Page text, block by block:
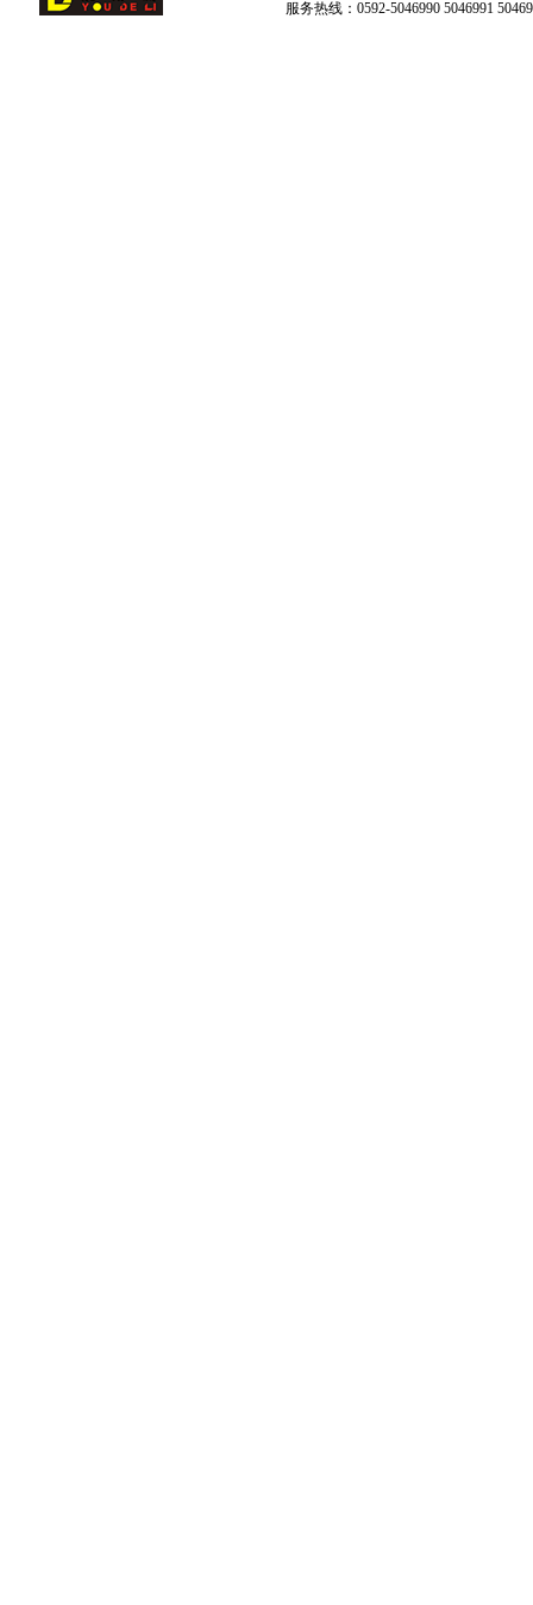
服务热线：0592-5046990 5046991